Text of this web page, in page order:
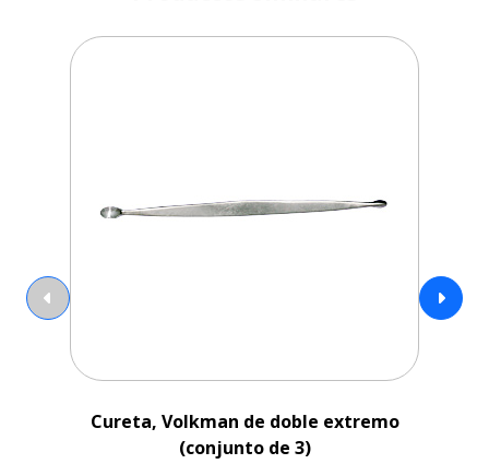
Cureta, Volkman de doble extremo
(conjunto de 3)